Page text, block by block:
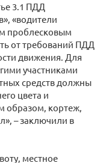
3.1 ПДД
«водители
проблесковым
от требований ПДД
движения. Для
участниками
средств должны
цвета и
образом, кортеж,
– заключили в
местное